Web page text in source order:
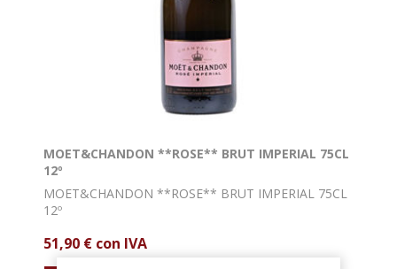
MOET&CHANDON **ROSE** BRUT IMPERIAL 75CL
12º
MOET&CHANDON **ROSE** BRUT IMPERIAL 75CL
12º
51,90 € con IVA